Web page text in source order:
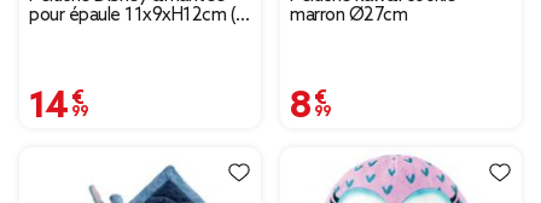
pour épaule 11x9xH12cm (4
14,99 €
marron Ø27cm
8,99 €